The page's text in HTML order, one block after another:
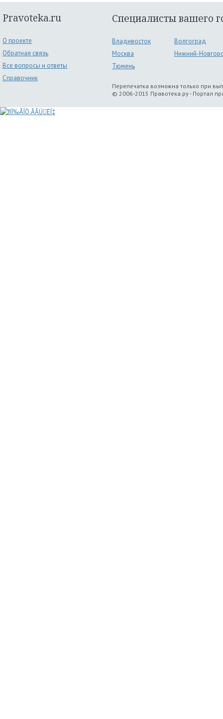
Pravoteka.ru
О проекте
Обратная связь
Все вопросы и ответы
Справочник
Специалисты вашего
Владивосток
Волгоград
Москва
Нижний-
Тюмень
Перепечатка возможна только при
© 2006-2015 Правотека.ру - Портал